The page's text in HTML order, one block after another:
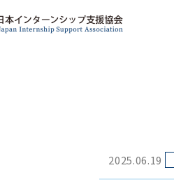
2025.06.19